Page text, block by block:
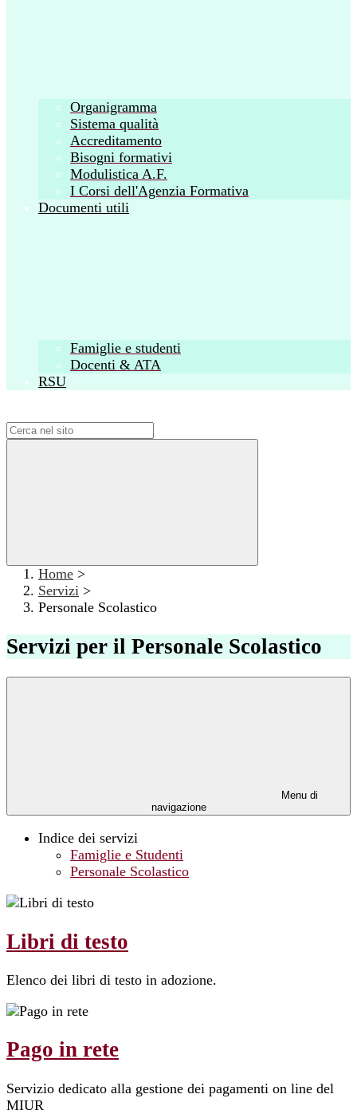
Organigramma
Sistema qualità
Accreditamento
Bisogni formativi
Modulistica A.F.
I Corsi dell'Agenzia Formativa
Documenti utili
Famiglie e studenti
Docenti & ATA
RSU
Home >
Servizi >
Personale Scolastico
Servizi per il Personale Scolastico
Menu di
navigazione
Indice dei servizi
Famiglie e Studenti
Personale Scolastico
Libri di testo
Elenco dei libri di testo in adozione.
Pago in rete
Servizio dedicato alla gestione dei pagamenti on line del
MIUR